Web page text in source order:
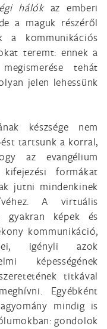
hálókaz emberi
a maguk részéről
kommunikációs
teremt: ennek a
tehát
jelen lehessünk
készsége nem
tartsunk a korral,
az evangélium
formákat
jutni mindenkinek
A virtuális
képek és
kommunikáció,
igényli azok
képességének
titkával
Egyébként
mindig is
gondolok